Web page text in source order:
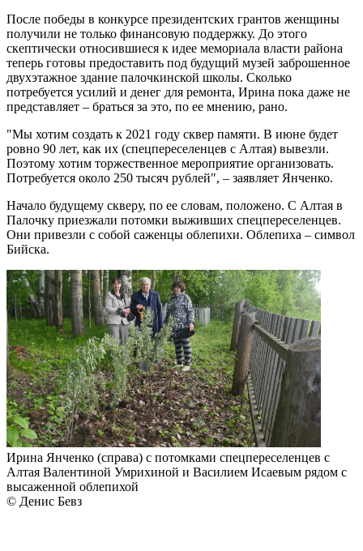
После победы в конкурсе президентских грантов женщины
получили не только финансовую поддержку. До этого
скептически относившиеся к идее мемориала власти района
теперь готовы предоставить под будущий музей заброшенное
двухэтажное здание палочкинской школы. Сколько
потребуется усилий и денег для ремонта, Ирина пока даже не
представляет – браться за это, по ее мнению, рано.
"Мы хотим создать к 2021 году сквер памяти. В июне будет
ровно 90 лет, как их (спецпереселенцев с Алтая) вывезли.
Поэтому хотим торжественное мероприятие организовать.
Потребуется около 250 тысяч рублей", – заявляет Янченко.
Начало будущему скверу, по ее словам, положено. С Алтая в
Палочку приезжали потомки выживших спецпереселенцев.
Они привезли с собой саженцы облепихи. Облепиха – символ
Бийска.
Ирина Янченко (справа) с потомками спецпереселенцев с
Алтая Валентиной Умрихиной и Василием Исаевым рядом с
высаженной облепихой
© Денис Бевз